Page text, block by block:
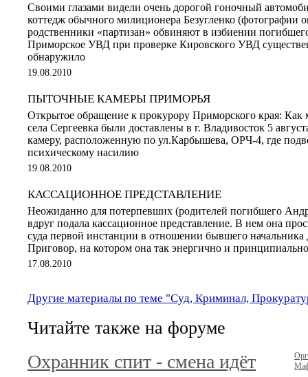
Своими глазами видели очень дорогой гоночный
коттедж обычного милиционера Безугленко (фотографии
родственники «партизан» обвиняют в избиении
Приморское УВД при проверке Кировского УВД
обнаружило
19.08.2010
ПЫТОЧНЫЕ КАМЕРЫ ПРИМОРЬЯ
Открытое обращение к прокурору Приморского края:
села Сергеевка были доставлены в г. Владивосток 5
камеру, расположенную по ул.Карбышева, ОРЧ-4, где
психическому насилию
19.08.2010
КАССАЦИОННОЕ ПРЕДСТАВЛЕНИЕ
Неожиданно для потерпевших (родителей погибшего
вдруг подала кассационное представление. В нем она
суда первой инстанции в отношении бывшего
Приговор, на котором она так энергично и
17.08.2010
Другие материалы по теме "Суд, Криминал,
Читайте также на форуме
Охранник спит - смена идёт